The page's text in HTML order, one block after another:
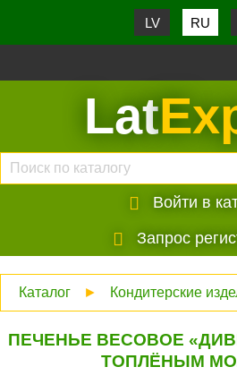
LV RU
Lat
Войти в
Запрос
Каталог ► Кондитерские
ПЕЧЕНЬЕ ВЕСОВОЕ
ТОПЛЁНЫМ